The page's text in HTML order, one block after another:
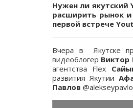
Нужен ли якутский
расширить рынок
первой встрече
Вчера в Якутске
видеоблогер Виктор
агентства Flex
развития Якутии
Павлов